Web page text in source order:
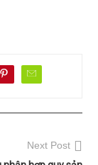
Next Post